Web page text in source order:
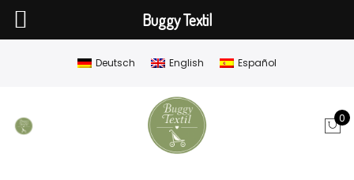
Deutsch English Español
0
Buggy Textil